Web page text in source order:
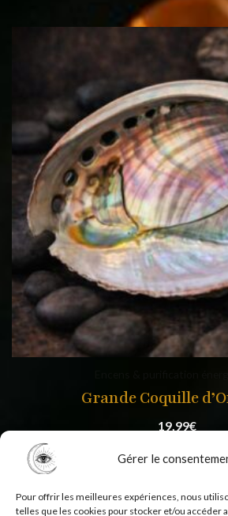
Gérer le
Pour offrir les meilleures expériences, nous
telles que les cookies pour stocker et/ou accéder
Grande Coquille
19,99€